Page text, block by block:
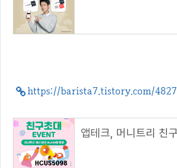
https://barista7.tistory.com/4827